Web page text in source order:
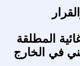
المطلقة
في الخارج